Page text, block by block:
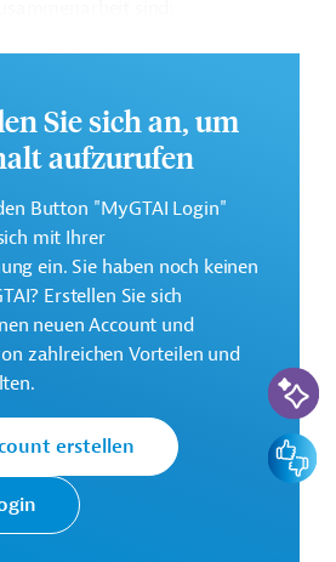
Verfahren und
steht zum Download
Sida setzt im Auftrag
des Außenministeriums
Schwedens Entwicklungspolitik
um. Das oberste Ziel der
Sie sich an, um
aufzurufen
Button "MyGTAI Login"
mit Ihrer
ein. Sie haben noch keinen
Erstellen Sie sich
neuen Account und
zahlreichen Vorteilen und
erstellen
KI-